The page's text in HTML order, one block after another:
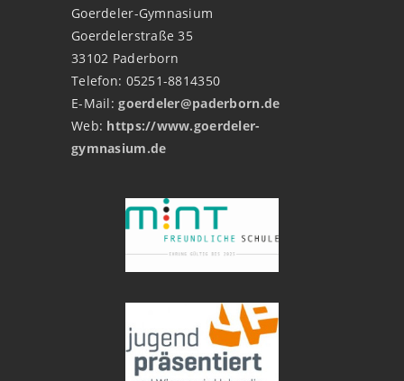
Goerdeler-Gymnasium
Goerdelerstraße 35
33102 Paderborn
Telefon: 05251-8814350
E-Mail:goerdeler@paderborn.de
Web: https://www.goerdeler-
gymnasium.de